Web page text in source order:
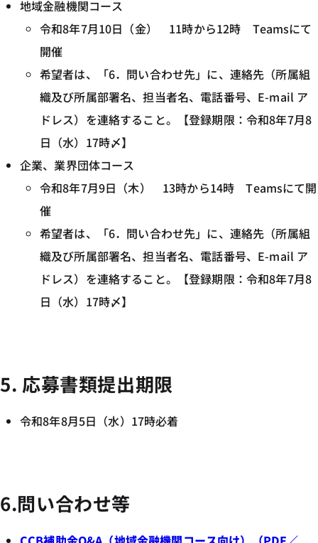
地域金融機関コース
令和8年7月10日（金） 11時から12時 Teamsにて
開催
希望者は、「6．問い合わせ先」に、連絡先（所属組
織及び所属部署名、担当者名、電話番号、E-mail ア
ドレス）を連絡すること。【登録期限：令和8年7月8
日（水）17時〆】
企業、業界団体コース
令和8年7月9日（木） 13時から14時 Teamsにて開
催
希望者は、「6．問い合わせ先」に、連絡先（所属組
織及び所属部署名、担当者名、電話番号、E-mail ア
ドレス）を連絡すること。【登録期限：令和8年7月8
日（水）17時〆】
5. 応募書類提出期限
令和8年8月5日（水）17時必着
6.問い合わせ等